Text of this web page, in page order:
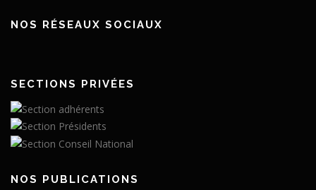
NOS RÉSEAUX SOCIAUX
SECTIONS PRIVÉES
NOS PUBLICATIONS